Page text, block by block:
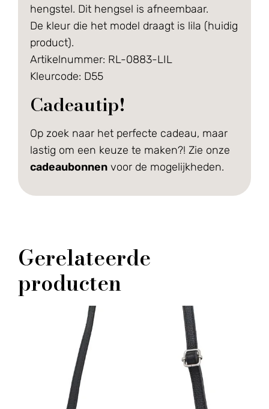
hengstel. Dit hengsel is afneembaar.
De kleur die het model draagt is lila (huidig
product).
Artikelnummer: RL-0883-LIL
Kleurcode: D55
Cadeautip!
Op zoek naar het perfecte cadeau, maar
lastig om een keuze te maken?! Zie onze
cadeaubonnen voor de mogelijkheden.
Gerelateerde
producten